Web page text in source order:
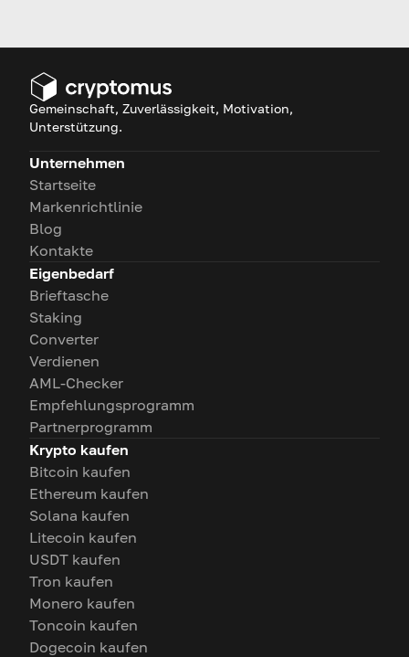
Einrichtung herausfinden
Gemeinschaft, Zuverlässigkeit, Motivation,
Unterstützung.
Unternehmen
Startseite
Markenrichtlinie
Blog
Kontakte
Eigenbedarf
Brieftasche
Staking
Converter
Verdienen
AML-Checker
Empfehlungsprogramm
Partnerprogramm
Krypto kaufen
Bitcoin kaufen
Ethereum kaufen
Solana kaufen
Litecoin kaufen
USDT kaufen
Tron kaufen
Monero kaufen
Toncoin kaufen
Dogecoin kaufen